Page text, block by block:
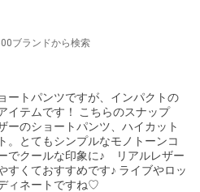
ブランドから検索
ートパンツですが、インパクトの
イテムです！ こちらのスナップ
ーのショートパンツ、ハイカット
。とてもシンプルなモノトーンコ
でクールな印象に♪ リアルレザー
すくておすすめです♪ ライブやロッ
ィネートですね♡